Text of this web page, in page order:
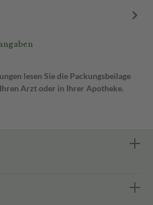
lesen Sie die Packungsbeilage
Arzt oder in Ihrer Apotheke.